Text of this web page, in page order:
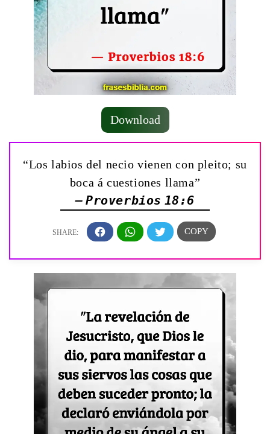
Download
“Los labios del necio vienen con pleito; su
boca á cuestiones llama”
— Proverbios 18:6